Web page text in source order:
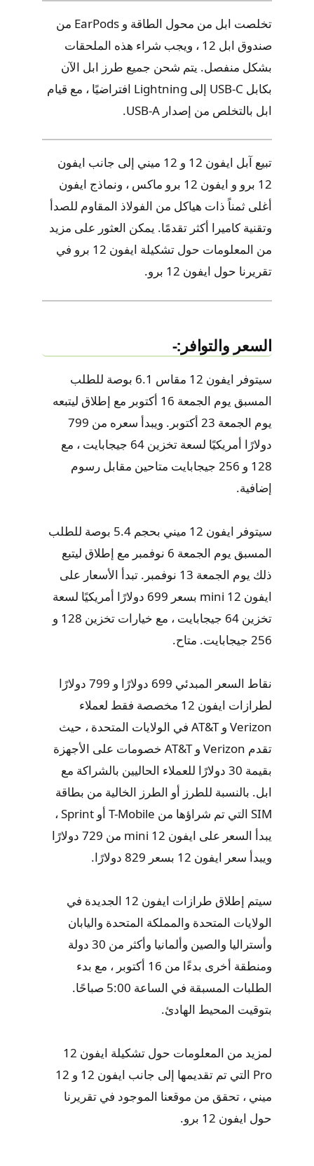
تخلصت ابل من محول الطاقة و EarPods من
صندوق ابل 12 ، ويجب شراء هذه الملحقات
بشكل منفصل. يتم شحن جميع طرز ابل الآن
بكابل USB-C إلى Lightning افتراضيًا ، مع قيام
ابل بالتخلص من إصدار USB-A.
تبيع آبل ايفون 12 و 12 ميني إلى جانب ايفون
12 برو و ايفون 12 برو ماكس ، ونماذج ايفون
أغلى ثمناً ذات هياكل من الفولاذ المقاوم للصدأ
وتقنية كاميرا أكثر تقدمًا. يمكن العثور على مزيد
من المعلومات حول تشكيلة ايفون 12 برو في
تقريرنا حول ايفون 12 برو.
السعر والتوافر:-
سيتوفر ايفون 12 مقاس 6.1 بوصة للطلب
المسبق يوم الجمعة 16 أكتوبر مع إطلاق ليتبعه
يوم الجمعة 23 أكتوبر. ويبدأ سعره من 799
دولارًا أمريكيًا لسعة تخزين 64 جيجابايت ، مع
128 و 256 جيجابايت متاحين مقابل رسوم
إضافية.
سيتوفر ايفون 12 ميني بحجم 5.4 بوصة للطلب
المسبق يوم الجمعة 6 نوفمبر مع إطلاق ليتبع
ذلك يوم الجمعة 13 نوفمبر. تبدأ الأسعار على
ايفون 12 mini بسعر 699 دولارًا أمريكيًا لسعة
تخزين 64 جيجابايت ، مع خيارات تخزين 128 و
256 جيجابايت. متاح.
نقاط السعر المبدئي 699 دولارًا و 799 دولارًا
لطرازات ايفون 12 مخصصة فقط لعملاء
Verizon و AT&T في الولايات المتحدة ، حيث
تقدم Verizon و AT&T خصومات على الأجهزة
بقيمة 30 دولارًا للعملاء الحاليين بالشراكة مع
ابل. بالنسبة للطرز أو الطرز الخالية من بطاقة
SIM التي تم شراؤها من T-Mobile أو Sprint ،
يبدأ السعر على ايفون 12 mini من 729 دولارًا
ويبدأ سعر ايفون 12 بسعر 829 دولارًا.
سيتم إطلاق طرازات ايفون 12 الجديدة في
الولايات المتحدة والمملكة المتحدة واليابان
وأستراليا والصين وألمانيا وأكثر من 30 دولة
ومنطقة أخرى بدءًا من 16 أكتوبر ، مع بدء
الطلبات المسبقة في الساعة 5:00 صباحًا.
بتوقيت المحيط الهادئ.
لمزيد من المعلومات حول تشكيلة ايفون 12
Pro التي تم تقديمها إلى جانب ايفون 12 و 12
ميني ، تحقق من موقعنا الموجود في تقريرنا
حول ايفون 12 برو.